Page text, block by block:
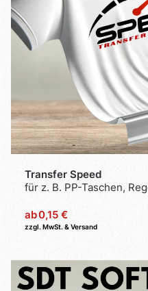
Transfer Speed
für z. B. PP-Taschen,
ab0,15 €
zzgl. MwSt. & Versand